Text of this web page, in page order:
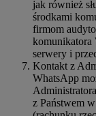
jak również
środkami
firmom
komunikatora
serwery i
Kontakt z
WhatsApp
z Państwem